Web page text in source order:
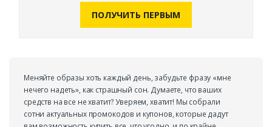
ПОЛУЧИТЬ ПЕРВЫМ
Меняйте образы хоть каждый день, забудьте фразу «мне
нечего надеть», как страшный сон. Думаете, что ваших
средств на все не хватит? Уверяем, хватит! Мы собрали
сотни актуальных промокодов и купонов, которые дадут